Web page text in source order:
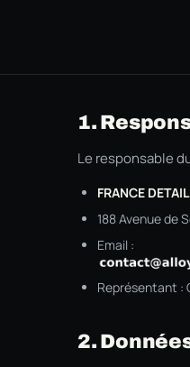
1.
Le responsable
FRANCE
188 Avenue de
Email :
Représentant :
2.